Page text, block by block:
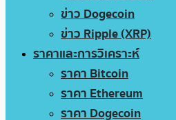
ข่าว Dogecoin
ข่าว Ripple (XRP)
ราคาและการวิเคราะห์
ราคา Bitcoin
ราคา Ethereum
ราคา Dogecoin